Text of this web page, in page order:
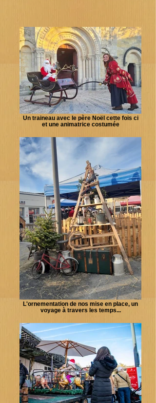
Un traineau avec le père Noël cette fois ci
et une animatrice costumée
L'ornementation de nos mise en place, un
voyage à travers les temps...